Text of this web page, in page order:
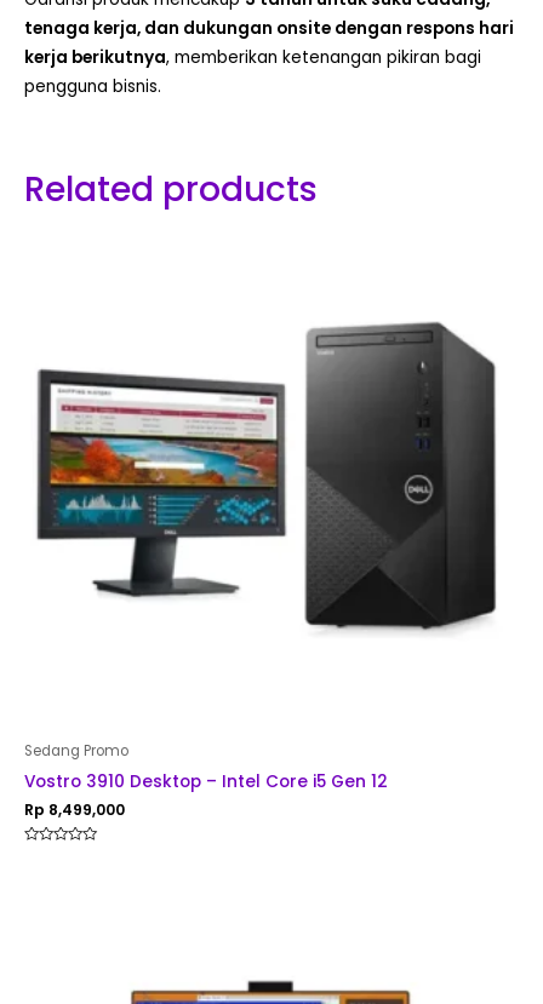
tenaga kerja, dan dukungan onsite dengan respons hari
kerja berikutnya, memberikan ketenangan pikiran bagi
pengguna bisnis.
Related products
Sedang Promo
Vostro 3910 Desktop – Intel Core i5 Gen 12
Rp 8,499,000